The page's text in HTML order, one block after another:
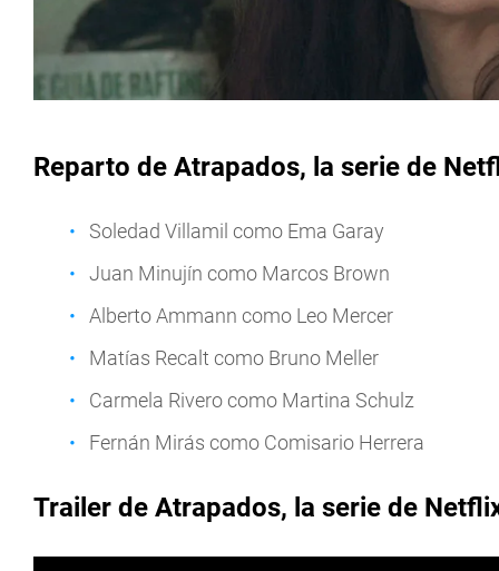
Reparto de Atrapados, la serie de
Soledad Villamil como Ema Garay
Juan Minujín como Marcos Brown
Alberto Ammann como Leo Mercer
Matías Recalt como Bruno Meller
Carmela Rivero como Martina Schulz
Fernán Mirás como Comisario Herrera
Trailer de Atrapados, la serie de